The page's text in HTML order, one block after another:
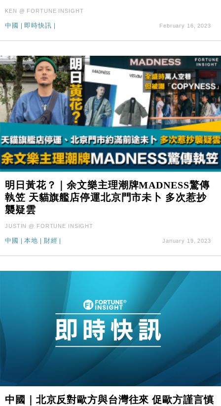
KEN @ FORTUNE INSIGHT
中國 即時快訊 February 16, 2023
明日黃花？｜余文樂主理潮牌MADNESS驚傳
執笠 天貓旗艦店停運北京門市未卜 多次惹抄
襲疑雲
JUSTIN @ FORTUNE INSIGHT
中國 |本地 | 財經 | January 19, 2023
中國｜北京反對歐方與台灣往來 促歐方謹言慎